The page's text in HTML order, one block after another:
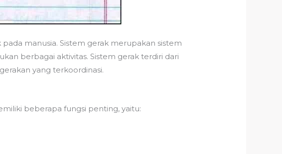
manusia. Sistem gerak merupakan sistem
berbagai aktivitas. Sistem gerak terdiri dari
yang terkoordinasi.
beberapa fungsi penting, yaitu: